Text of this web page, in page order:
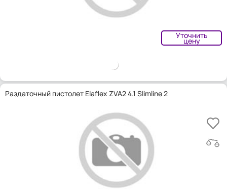
Уточнить
цену
Раздаточный пистолет Elaflex ZVA2 4.1 Slimline 2